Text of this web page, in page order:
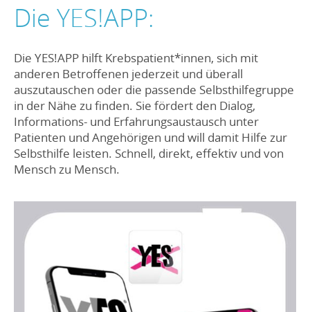
Die YES!APP:
Die YES!APP hilft Krebspatient*innen, sich mit
anderen Betroffenen jederzeit und überall
auszutauschen oder die passende Selbsthilfegruppe
in der Nähe zu finden. Sie fördert den Dialog,
Informations- und Erfahrungsaustausch unter
Patienten und Angehörigen und will damit Hilfe zur
Selbsthilfe leisten. Schnell, direkt, effektiv und von
Mensch zu Mensch.